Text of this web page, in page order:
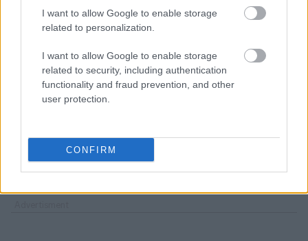
I want to allow Google to enable storage
related to personalization.
I want to allow Google to enable storage
related to security, including authentication
functionality and fraud prevention, and other
user protection.
CONFIRM
Ακολουθήστε το insider.gr στο Google News
πρώτοι όλες τιςειδήσειςαπό την Ελλάδα και τον κόσμο.